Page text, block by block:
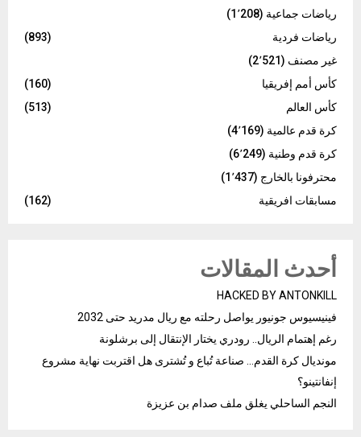
رياضات جماعية (1٬208)
رياضات فردية
(893)
غير مصنف (2٬521)
كأس أمم إفريقيا
(160)
كأس العالم
(513)
كرة قدم عالمية (4٬169)
كرة قدم وطنية (6٬249)
محترفونا بالخارج (1٬437)
مسابقات افريقية
(162)
أحدث المقالات
HACKED BY ANTONKILL
فينيسيوس جونيور يواصل رحلته مع ريال مدريد حتى 2032
رغم إهتمام الريال.. رودري يختار الإنتقال إلى برشلونة
مونديال كرة القدم… صناعة تُباع و تُشترى هل اقتربت نهاية مشروع
إنفانتينو؟
النجم الساحلي يغلق ملف صدام بن عزيزة